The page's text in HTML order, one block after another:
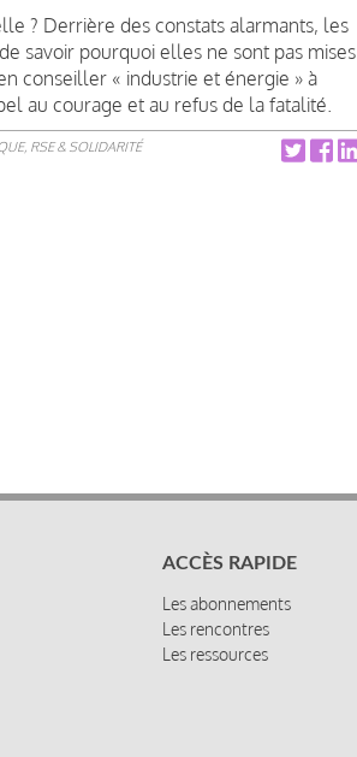
? Derrière des constats alarmants, les
savoir pourquoi elles ne sont pas mises
conseiller « industrie et énergie » à
au courage et au refus de la fatalité.
RSE & SOLIDARITÉ
ACCÈS RAPIDE
Les abonnements
Les rencontres
Les ressources